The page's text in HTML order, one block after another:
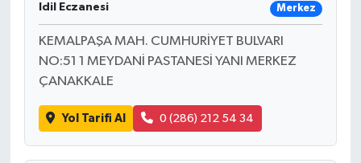
Idil Eczanesi Merkez
KEMALPAŞA MAH. CUMHURİYET BULVARI
NO:51 1 MEYDANİ PASTANESİ YANI MERKEZ
ÇANAKKALE
Yol Tarifi Al 0 (286) 212 54 34